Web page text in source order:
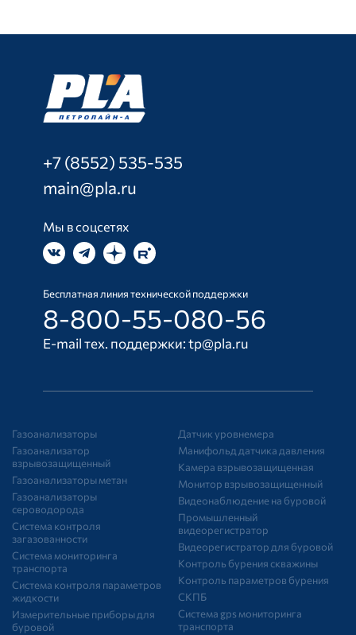
+7 (8552) 535-535
main@pla.ru
Мы в соцсетях
Бесплатная линия технической поддержки
8-800-55-080-56
E-mail тех. поддержки:tp@pla.ru
Газоанализаторы
Газоанализатор
взрывозащищенный
Газоанализаторы метан
Газоанализаторы
сероводорода
Система контроля
загазованности
Система мониторинга
транспорта
Система контроля параметров
жидкости
Измерительные приборы для
буровой
Датчик уровнемера
Манифольд датчика давления
Камера взрывозащищенная
Монитор взрывозащищенный
Видеонаблюдение на буровой
Промышленный
видеорегистратор
Видеорегистратор для буровой
Контроль бурения скважины
Контроль параметров бурения
СКПБ
Система gps мониторинга
транспорта